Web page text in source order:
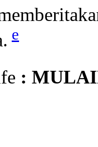
e
: